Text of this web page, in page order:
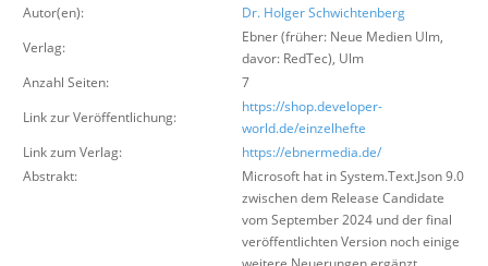
Autor(en):
Dr. Holger Schwichtenberg
Verlag:
Ebner (früher: Neue Medien Ulm,
davor: RedTec), Ulm
Anzahl Seiten:
7
Link zur Veröffentlichung:
https://shop.developer-
world.de/einzelhefte
Link zum Verlag:
https://ebnermedia.de/
Abstrakt:
Microsoft hat in System.Text.Json 9.0
zwischen dem Release Candidate
vom September 2024 und der final
veröffentlichten Version noch einige